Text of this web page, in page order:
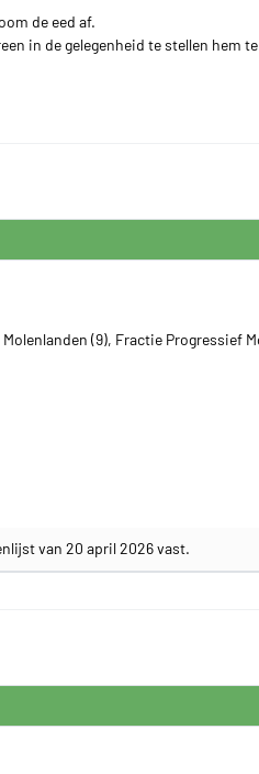
de eed af.
in de gelegenheid te stellen hem
(9), Fractie Progressief
van 20 april 2026 vast.